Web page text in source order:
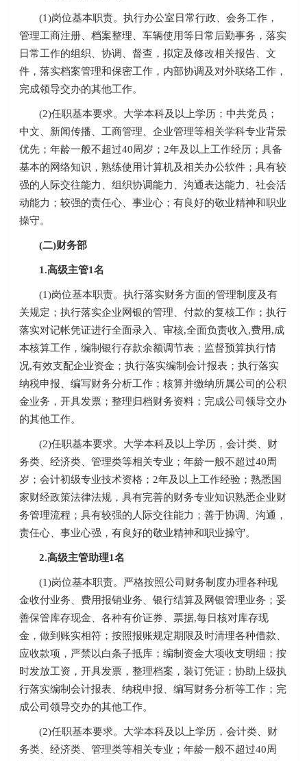
(1)岗位基本职责。执行办公室日常行政、会务工作，
管理工商注册、档案整理、车辆使用等日常后勤事务，落实
日常工作的组织、协调、督查，拟定及修改相关报告、文
件，落实档案管理和保密工作，内部协调及对外联络工作，
完成领导交办的其他工作。
(2)任职基本要求。大学本科及以上学历；中共党员；
中文、新闻传播、工商管理、企业管理等相关学科专业背景
优先；年龄一般不超过40周岁；2年及以上工作经历；具备
基本的网络知识，熟练使用计算机及相关办公软件；具有较
强的人际交往能力、组织协调能力、沟通表达能力、社会活
动能力；较强的责任心、事业心；有良好的敬业精神和职业
操守。
(二)财务部
1.高级主管1名
(1)岗位基本职责。执行落实财务方面的管理制度及有
关规定；执行落实企业网银的管理、付款的复核工作；执行
落实对记帐凭证进行全面录入、审核,全面负责收入,费用,成
本核算工作，编制银行存款余额调节表；监督预算执行情
况,有效支配企业资金；执行落实编制会计报表；执行落实
纳税申报、编写财务分析工作；核算并缴纳所属公司的公积
金业务，开具发票；整理归档财务资料；完成公司领导交办
的其他工作。
(2)任职基本要求。大学本科及以上学历，会计类、财
务类、经济类、管理类等相关专业；年龄一般不超过40周
岁；会计初级专业技术资格；2年及以上工作经验；熟悉国
家财经政策法律法规，具有完善的财务专业知识熟悉企业财
务管理流程；具有较强的人际交往能力；善于协调、沟通，
责任心、事业心强，有良好的敬业精神和职业操守。
2.高级主管助理1名
(1)岗位基本职责。严格按照公司财务制度办理各种现
金收付业务、费用报销业务、银行结算及网银管理业务；妥
善保管库存现金、各种有价证券、票据,每日核对库存现
金，做到账实相符；按照报账规定期限及时清理各种借款、
应收款项，严禁以白条子抵库；编制资金大项收支明细；按
时发放工资，开具发票，整理档案，装订凭证；协助上级执
行落实编制会计报表、纳税申报、编写财务分析等工作；完
成公司领导交办的其他工作。
(2)任职基本要求。大学本科及以上学历，会计类、财
务类、经济类、管理类等相关专业；年龄一般不超过40周